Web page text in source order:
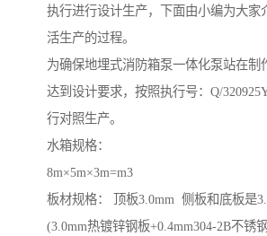
执行进行设计生产，下面由小编为大家
活生产的过程。
为确保地埋式消防箱泵一体化泵站在制
达到设计要求，按照执行号：Q/
行对照生产。
水箱规格：
板材规格： 顶板3.0mm 侧板和底板是
(3.0mm热镀锌钢板+0.4mm304-2B不锈